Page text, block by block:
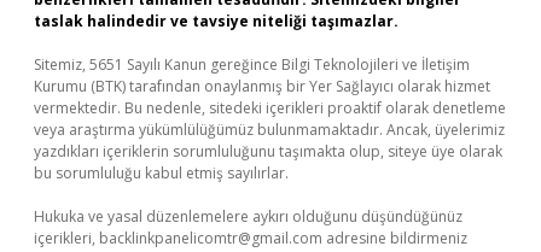
taslak halindedir ve tavsiye niteliği taşımazlar.
Sitemiz, 5651 Sayılı Kanun gereğince Bilgi Teknolojileri ve İletişim
Kurumu (BTK) tarafından onaylanmış bir Yer Sağlayıcı olarak hizmet
vermektedir. Bu nedenle, sitedeki içerikleri proaktif olarak denetleme
veya araştırma yükümlülüğümüz bulunmamaktadır. Ancak, üyelerimiz
yazdıkları içeriklerin sorumluluğunu taşımakta olup, siteye üye olarak
bu sorumluluğu kabul etmiş sayılırlar.
Hukuka ve yasal düzenlemelere aykırı olduğunu düşündüğünüz
içerikleri, backlinkpanelicomtr@gmail.com adresine bildirmeniz